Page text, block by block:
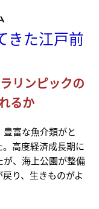
きた江戸前
リンピックの
るか
富な魚介類がと
高度経済成長期に
、海上公園が整備
り、生きものがよ